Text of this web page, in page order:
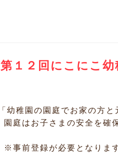
第１２回にこにこ
「幼稚園の園庭でお家の方
園庭はお子さまの安全を確
※事前登録が必要となりま